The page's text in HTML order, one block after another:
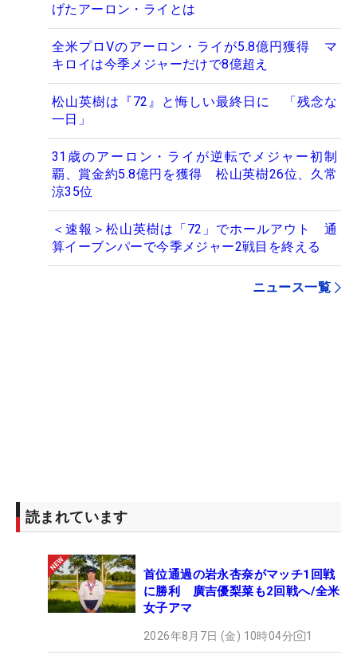
げたアーロン・ライとは
全米プロVのアーロン・ライが5.8億円獲得 マ
キロイは今季メジャーだけで8億超え
松山英樹は『72』と悔しい最終日に 「残念な
一日」
31歳のアーロン・ライが逆転でメジャー初制
覇、賞金約5.8億円を獲得 松山英樹26位、久常
涼35位
＜速報＞松山英樹は「72」でホールアウト 通
算イーブンパーで今季メジャー2戦目を終える
ニュース一覧
読まれています
首位通過の岩永杏奈がマッチ1回戦
に勝利 廣吉優梨菜も2回戦へ/全米
女子アマ
2026年8月7日 (金) 10時04分 1